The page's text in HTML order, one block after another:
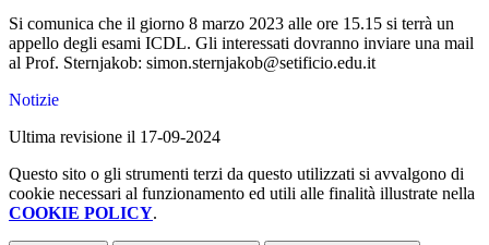
Si comunica che il giorno 8 marzo 2023 alle ore 15.15 si terrà un
appello degli esami ICDL. Gli interessati dovranno inviare una mail
al Prof. Sternjakob: simon.sternjakob@setificio.edu.it
Notizie
Ultima revisione il 17-09-2024
Questo sito o gli strumenti terzi da questo utilizzati si avvalgono di
cookie necessari al funzionamento ed utili alle finalità illustrate nella
COOKIE POLICY.